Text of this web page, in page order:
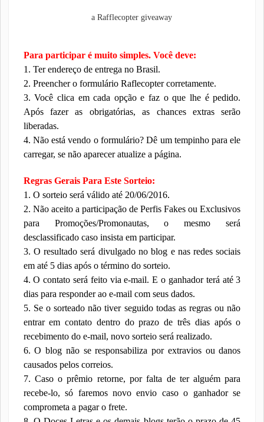
a Rafflecopter giveaway
Para participar é muito simples. Você deve:
1. Ter endereço de entrega no Brasil.
2. Preencher o formulário Raflecopter corretamente.
3. Você clica em cada opção e faz o que lhe é pedido.
Após fazer as obrigatórias, as chances extras serão
liberadas.
4. Não está vendo o formulário? Dê um tempinho para ele
carregar, se não aparecer atualize a página.
Regras Gerais Para Este Sorteio:
1. O sorteio será válido até 20/06/2016.
2. Não aceito a participação de Perfis Fakes ou Exclusivos
para Promoções/Promonautas, o mesmo será
desclassificado caso insista em participar.
3. O resultado será divulgado no blog e nas redes sociais
em até 5 dias após o término do sorteio.
4. O contato será feito via e-mail. E o ganhador terá até 3
dias para responder ao e-mail com seus dados.
5. Se o sorteado não tiver seguido todas as regras ou não
entrar em contato dentro do prazo de três dias após o
recebimento do e-mail, novo sorteio será realizado.
6. O blog não se responsabiliza por extravios ou danos
causados pelos correios.
7. Caso o prêmio retorne, por falta de ter alguém para
recebe-lo, só faremos novo envio caso o ganhador se
comprometa a pagar o frete.